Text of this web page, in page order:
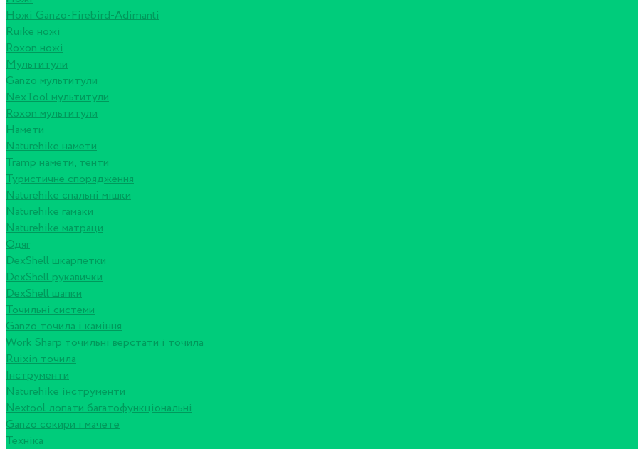
Ножі Ganzo-Firebird-Adimanti
Ruike ножі
Roxon ножi
Мультитули
Ganzo мультитули
NexTool мультитули
Roxon мультитули
Намети
Naturehike намети
Tramp намети, тенти
Туристичне спорядження
Naturehike спальні мішки
Naturehike гамаки
Naturehike матраци
Одяг
DexShell шкарпетки
DexShell рукавички
DexShell шапки
Точильні системи
Ganzo точила і каміння
Work Sharp точильні верстати і точила
Ruixin точила
Інструменти
Naturehike інструменти
Nextool лопати багатофункціональні
Ganzo сокири і мачете
Техніка